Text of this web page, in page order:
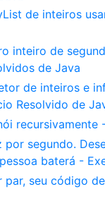
de inteiros
inteiro de
de Java
de inteiros e
Resolvido de
recursivamente
segundo.
baterá -
seu código